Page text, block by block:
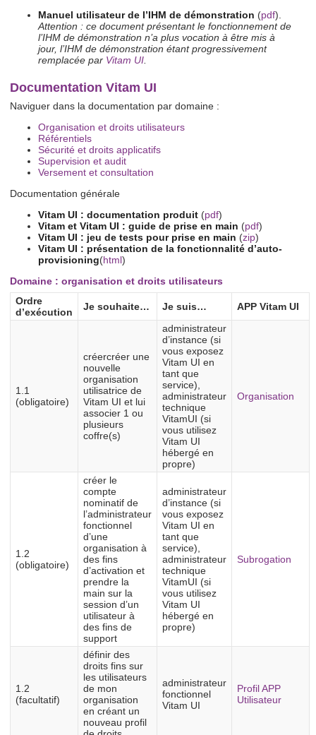
Manuel utilisateur de l’IHM de démonstration (pdf).
Attention : ce document présentant le fonctionnement de
l’IHM de démonstration n’a plus vocation à être mis à
jour, l’IHM de démonstration étant progressivement
remplacée par Vitam UI
Documentation Vitam UI
Naviguer dans la documentation par domaine :
Organisation et droits utilisateurs
Référentiels
Sécurité et droits applicatifs
Supervision et audit
Versement et consultation
Documentation générale
Vitam UI : documentation produit (pdf)
Vitam et Vitam UI : guide de prise en main (pdf)
Vitam UI : jeu de tests pour prise en main (zip)
Vitam UI : présentation de la fonctionnalité d’auto-
provisioning(html)
Domaine : organisation et droits utilisateurs
Ordre
d’exécution
Je souhaite… Je suis… APP Vitam UI
1.1
(obligatoire)
créercréer une
nouvelle
organisation
utilisatrice de
Vitam UI et lui
associer 1 ou
plusieurs
coffre(s)
administrateur
d’instance (si
vous exposez
Vitam UI en
tant que
service),
administrateur
technique
VitamUI (si
vous utilisez
Vitam UI
hébergé en
propre)
Organisation
1.2
(obligatoire)
créer le
compte
nominatif de
l’administrateur
fonctionnel
d’une
organisation à
des fins
d’activation et
prendre la
main sur la
session d’un
utilisateur à
des fins de
support
administrateur
d’instance (si
vous exposez
Vitam UI en
tant que
service),
administrateur
technique
VitamUI (si
vous utilisez
Vitam UI
hébergé en
propre)
Subrogation
1.2
(facultatif)
définir des
droits fins sur
les utilisateurs
de mon
organisation
en créant un
nouveau profil
administrateur
fonctionnel
Vitam UI
Profil APP
Utilisateur